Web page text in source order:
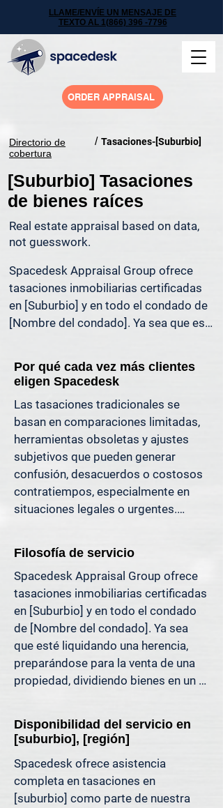
LLAME/ENVÍE UN MENSAJE DE
TEXTO AL 1(866) 396 -7796
ORDER APPRAISAL
Directorio de
cobertura
/ Tasaciones-[Suburbio]
[Suburbio] Tasaciones
de bienes raíces
Real estate appraisal based on data,
not guesswork.
Spacedesk Appraisal Group ofrece
tasaciones inmobiliarias certificadas
en [Suburbio] y en todo el condado de
[Nombre del condado]. Ya sea que esté
para la venta de una propiedad,
dividiendo bienes en un divorcio,
protestando sus impuestos o
simplemente quiera saber cuánto
capital tiene, ofrecemos tasaciones
claras y justificables que le ayudan a
evitar costosos errores y a avanzar con
confianza.
Apoyamos a propietarios, abogados,
en valores inmobiliarios precisos para
el riesgo donde más importa.
Por qué cada vez más clientes
eligen Spacedesk
Las tasaciones tradicionales se
basan en comparaciones limitadas,
herramientas obsoletas y ajustes
subjetivos que pueden generar
confusión, desacuerdos o costosos
contratiempos, especialmente en
situaciones legales o urgentes.
En Spacedesk, utilizamos datos de
mercado más amplios, registros
verificados y técnicas de modelado
probadas para generar resultados
claros y consistentes que usted
puede respaldar. Es una tasación
inmobiliaria diseñada para las
decisiones de hoy, no para los
métodos de ayer.
Porque decisiones tan importantes
como esta deben basarse en datos,
Filosofía de servicio
Spacedesk Appraisal Group ofrece
tasaciones inmobiliarias certificadas
en [Suburbio] y en todo el condado
de [Nombre del condado]. Ya sea
que esté liquidando una herencia,
preparándose para la venta de una
propiedad, dividiendo bienes en un
capital tiene, ofrecemos tasaciones
claras y justificables que le ayudan a
evitar costosos errores y a avanzar
con confianza.
Disponibilidad del servicio en
[suburbio], [región]
Spacedesk ofrece asistencia
completa en tasaciones en
[suburbio] como parte de nuestra